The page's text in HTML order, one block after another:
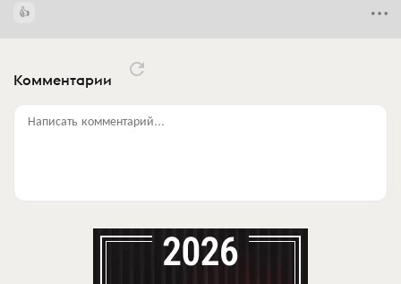
Комментарии
Написать комментарий...